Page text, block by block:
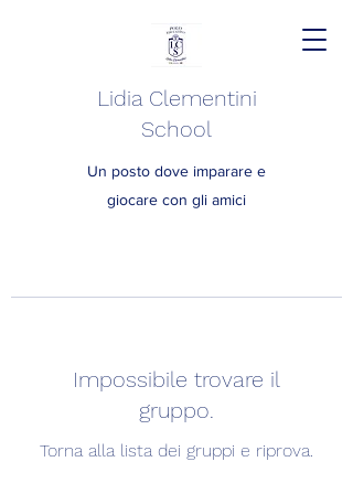
Lidia Clementini
School
Un posto dove imparare e
giocare con gli amici
Impossibile trovare il
gruppo.
Torna alla lista dei gruppi e riprova.